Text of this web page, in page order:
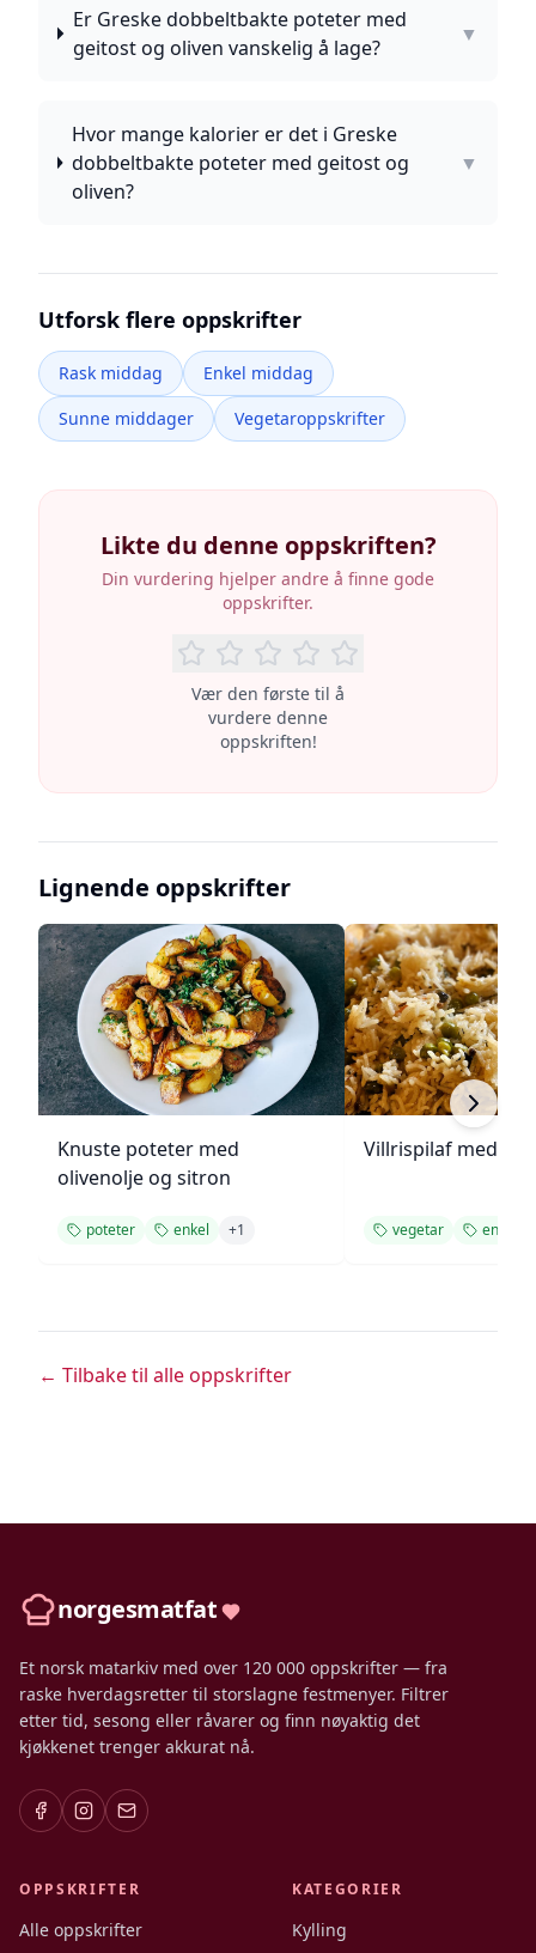
Er Greske dobbeltbakte poteter med
geitost og oliven vanskelig å lage?
▼
Hvor mange kalorier er det i Greske
dobbeltbakte poteter med geitost og
oliven?
▼
Utforsk flere oppskrifter
Rask middag
Enkel middag
Sunne middager
Vegetaroppskrifter
Likte du denne oppskriften?
Din vurdering hjelper andre å finne gode
oppskrifter.
Vær den første til å
vurdere denne
oppskriften!
Lignende oppskrifter
Knuste poteter med
olivenolje og sitron
poteter enkel +1
Villrispilaf med
vegetar enkel
← Tilbake til alle oppskrifter
norgesmatfat
Et norsk matarkiv med over 120 000 oppskrifter — fra
raske hverdagsretter til storslagne festmenyer. Filtrer
etter tid, sesong eller råvarer og finn nøyaktig det
kjøkkenet trenger akkurat nå.
OPPSKRIFTER
Alle oppskrifter
KATEGORIER
Kylling